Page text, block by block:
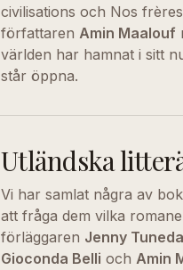
civilisations och Nos
författaren Amin Maalouf
världen har hamnat i sitt
står öppna.
Utländska
Vi har samlat några av
att fråga dem vilka
förläggaren Jenny
Gioconda Belli och Amin